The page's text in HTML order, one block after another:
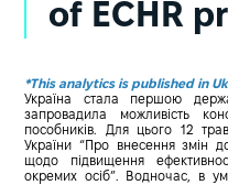
of ECHR
*This analytics is published in
Україна стала першою
запровадила можливість
пособників. Для цього 12
України “Про внесення змін
щодо підвищення
окремих осіб”. Водночас, в